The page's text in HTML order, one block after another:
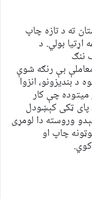
ته د تازه چاپ
اړتیا بولي. د
ننګ
بې رنګه شوې
د بندیزونو، انزوا
میتوده چې کار
پای ټکی کېښودل
وروسته دا لومړی
چاپ او
کوي.